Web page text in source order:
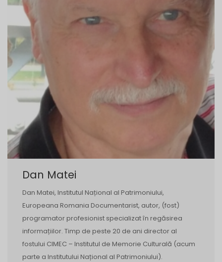
Dan Matei
Dan Matei, Institutul Național al Patrimoniului,
Europeana Romania Documentarist, autor, (fost)
programator profesionist specializat în regăsirea
informațiilor. Timp de peste 20 de ani director al
fostului CIMEC – Institutul de Memorie Culturală (acum
parte a Institutului Național al Patrimoniului).